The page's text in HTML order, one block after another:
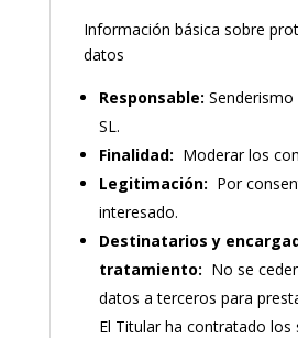
Información básica sobre
datos
Responsable: Senderismo
SL.
Finalidad: Moderar los
Legitimación: Por
interesado.
Destinatarios y
tratamiento: No se
datos a terceros para
El Titular ha contratado los